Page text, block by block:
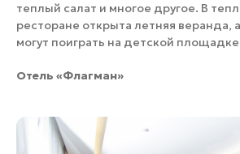
теплый салат и многое другое. В
ресторане открыта летняя веранда,
могут поиграть на детской
Отель «Флагман»